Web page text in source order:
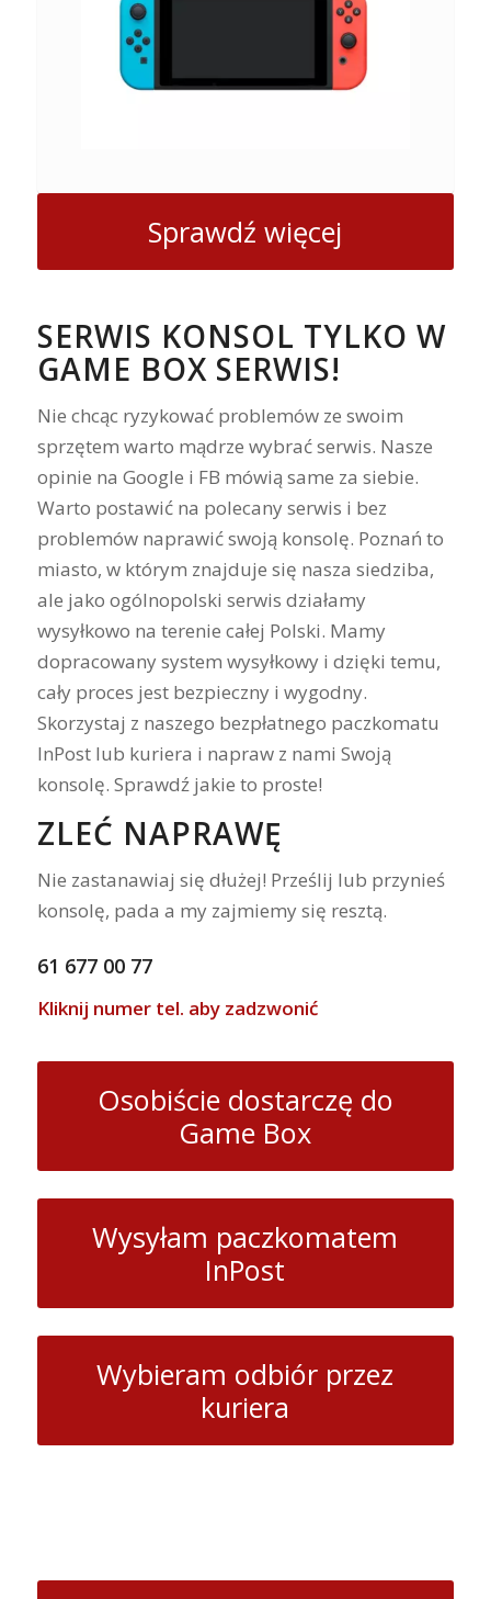
Sprawdź więcej
SERWIS KONSOL TYLKO W
GAME BOX SERWIS!
Nie chcąc ryzykować problemów ze swoim
sprzętem warto mądrze wybrać serwis. Nasze
opinie na Google i FB mówią same za siebie.
Warto postawić na polecany serwis i bez
problemów naprawić swoją konsolę. Poznań to
miasto, w którym znajduje się nasza siedziba,
ale jako ogólnopolski serwis działamy
wysyłkowo na terenie całej Polski. Mamy
dopracowany system wysyłkowy i dzięki temu,
cały proces jest bezpieczny i wygodny.
Skorzystaj z naszego bezpłatnego paczkomatu
InPost lub kuriera i napraw z nami Swoją
konsolę. Sprawdź jakie to proste!
ZLEĆ NAPRAWĘ
Nie zastanawiaj się dłużej! Prześlij lub przynieś
konsolę, pada a my zajmiemy się resztą.
61 677 00 77
Kliknij numer tel. aby zadzwonić
Osobiście dostarczę do
Game Box
Wysyłam paczkomatem
InPost
Wybieram odbiór przez
kuriera